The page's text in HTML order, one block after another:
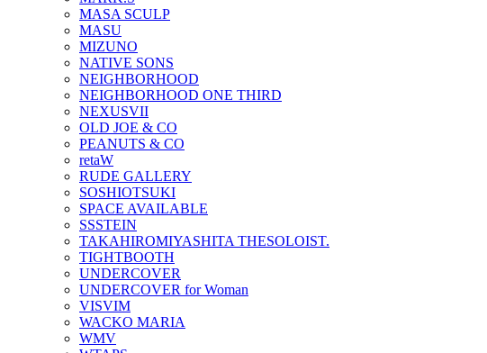
MASA SCULP
MASU
MIZUNO
NATIVE SONS
NEIGHBORHOOD
NEIGHBORHOOD ONE THIRD
NEXUSVII
OLD JOE & CO
PEANUTS & CO
retaW
RUDE GALLERY
SOSHIOTSUKI
SPACE AVAILABLE
SSSTEIN
TAKAHIROMIYASHITA THESOLOIST.
TIGHTBOOTH
UNDERCOVER
UNDERCOVER for Woman
VISVIM
WACKO MARIA
WMV